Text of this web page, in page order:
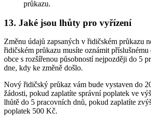
průkazu.
13. Jaké jsou lhůty pro vyřízení
Změnu údajů zapsaných v řidičském průkazu
řidičském průkazu musíte oznámit příslušnému
obce s rozšířenou působností nejpozději do 5
dne, kdy ke změně došlo.
Nový řidičský průkaz vám bude vystaven do
žádosti, pokud zaplatíte správní poplatek ve
lhůtě do 5 pracovních dnů, pokud zaplatíte
poplatek 500 Kč.